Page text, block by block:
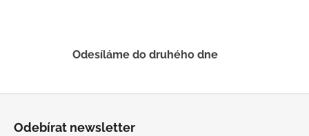
p
u
Odesíláme do druhého dne
Odebírat newsletter